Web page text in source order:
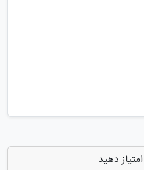
دهید